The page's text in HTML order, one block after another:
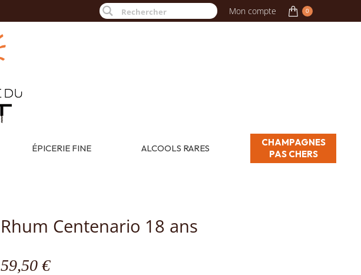
Mon compte 0
ÉPICERIE FINE ALCOOLS RARES
CHAMPAGNES
PAS CHERS
Rhum Centenario 18 ans
59,50 €